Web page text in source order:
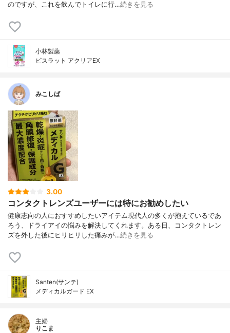
のですが、これを飲んでトイレに行…続きを見る
小林製薬
ビスラット アクリアEX
みこしば
3.00
コンタクトレンズユーザーには特にお勧めしたい
健康志向の人におすすめしたいアイテム現代人の多くが抱えているであ
ろう、ドライアイの悩みを解決してくれます。ある日、コンタクトレン
ズを外した後にヒリヒリした痛みが…続きを見る
Santen(サンテ)
メディカルガード EX
主婦
りこま